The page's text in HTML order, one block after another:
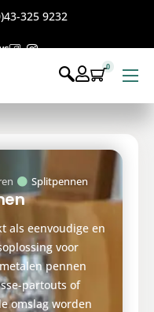
325 9232
0
Splitpennen
als eenvoudige en
voor
pennen
partouts of
omslag worden